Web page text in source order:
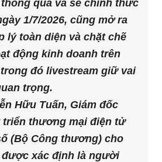
qua và sẽ chính thức
1/7/2026, cũng mở ra
lý toàn diện và chặt chẽ
động kinh doanh trên
đó livestream giữ vai
trọng.
Hữu Tuấn, Giám đốc
triển thương mại điện tử
(Bộ Công thương) cho
được xác định là người